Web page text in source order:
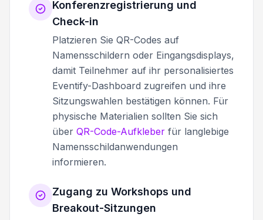
Konferenzregistrierung und
Check-in
Platzieren Sie QR-Codes auf
Namensschildern oder Eingangsdisplays,
damit Teilnehmer auf ihr personalisiertes
Eventify-Dashboard zugreifen und ihre
Sitzungswahlen bestätigen können. Für
physische Materialien sollten Sie sich
über QR-Code-Aufkleber für langlebige
Namensschildanwendungen
informieren.
Zugang zu Workshops und
Breakout-Sitzungen